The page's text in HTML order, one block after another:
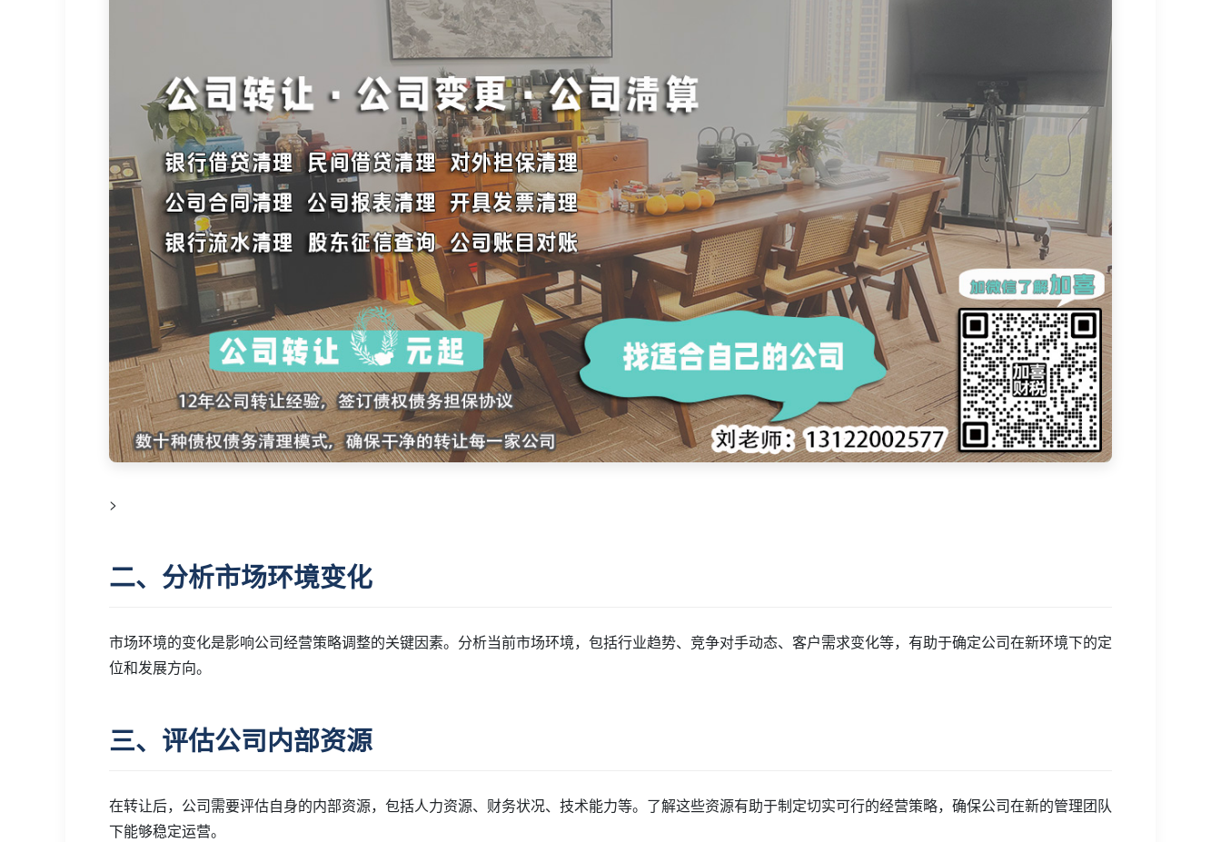
>
二、分析市场环境变化
市场环境的变化是影响公司经营策略调整的关键因素。分析当前市场环境，包括行业趋势、竞争对手动态、客户需求变化等，有助于确定公司在新环境下的定
位和发展方向。
三、评估公司内部资源
在转让后，公司需要评估自身的内部资源，包括人力资源、财务状况、技术能力等。了解这些资源有助于制定切实可行的经营策略，确保公司在新的管理团队
下能够稳定运营。